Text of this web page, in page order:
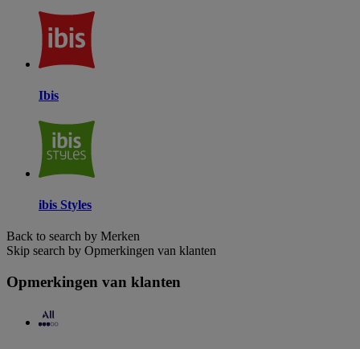
Ibis
ibis Styles
Back to search by Merken
Skip search by Opmerkingen van klanten
Opmerkingen van klanten